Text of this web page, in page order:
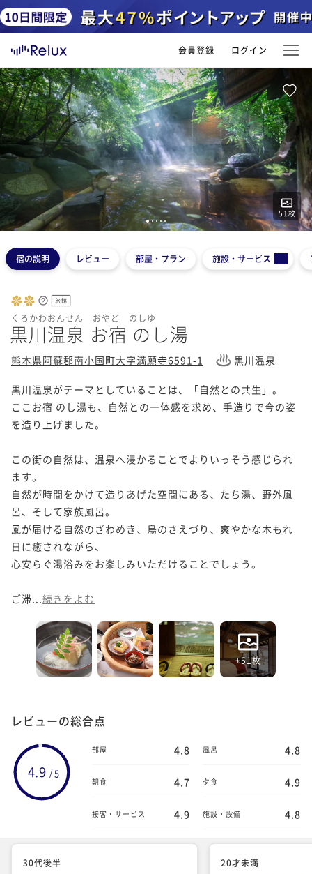
会員登録 ログイン
51 枚
12345
宿の説明 レビュー 部屋・プラン 施設・サービス
旅館
くろかわおんせん おやど のしゆ
黒川温泉 お宿 のし湯
熊本県阿蘇郡南小国町大字満願寺6591-1 黒川温泉
黒川温泉がテーマとしていることは、「自然との共生」。
ここお宿 のし湯も、自然との一体感を求め、手造りで今の姿
を造り上げました。
この街の自然は、温泉へ浸かることでよりいっそう感じられ
ます。
自然が時間をかけて造りあげた空間にある、たち湯、野外風
呂、そして家族風呂。
風が届ける自然のざわめき、鳥のさえづり、爽やかな木もれ
日に癒されながら、
心安らぐ湯浴みをお楽しみいただけることでしょう。
ご滞... 続きをよむ
+51枚
レビューの総合点
4.9 / 5
部屋 4.8 風呂 4.8
朝食 4.7 夕食 4.9
接客・サービス 4.9 施設・設備 4.8
30代後半
20才未満